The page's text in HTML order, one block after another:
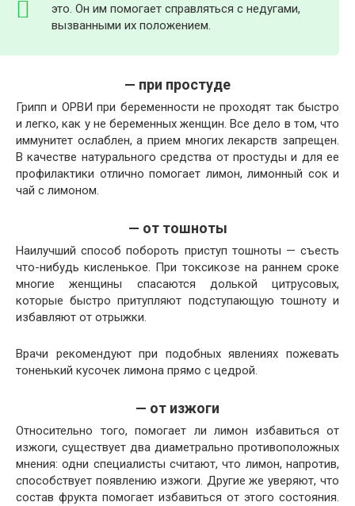
это. Он им помогает справляться с недугами,
вызванными их положением.
— при простуде
Грипп и ОРВИ при беременности не проходят так быстро
и легко, как у не беременных женщин. Все дело в том, что
иммунитет ослаблен, а прием многих лекарств запрещен.
В качестве натурального средства от простуды и для ее
профилактики отлично помогает лимон, лимонный сок и
чай с лимоном.
— от тошноты
Наилучший способ побороть приступ тошноты — съесть
что-нибудь кисленькое. При токсикозе на раннем сроке
многие женщины спасаются долькой цитрусовых,
которые быстро притупляют подступающую тошноту и
избавляют от отрыжки.
Врачи рекомендуют при подобных явлениях пожевать
тоненький кусочек лимона прямо с цедрой.
— от изжоги
Относительно того, помогает ли лимон избавиться от
изжоги, существует два диаметрально противоположных
мнения: одни специалисты считают, что лимон, напротив,
способствует появлению изжоги. Другие же уверяют, что
состав фрукта помогает избавиться от этого состояния.